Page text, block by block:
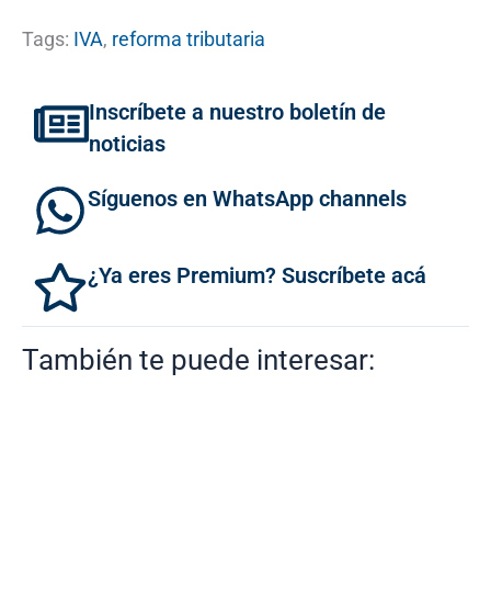
Tags: IVA, reforma tributaria
Inscríbete a nuestro boletín de
noticias
Síguenos en WhatsApp channels
¿Ya eres Premium? Suscríbete acá
También te puede interesar: